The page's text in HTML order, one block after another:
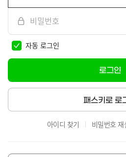
자동 로그인
로그인
패스키로 로
아이디 찾기 비밀번호 재